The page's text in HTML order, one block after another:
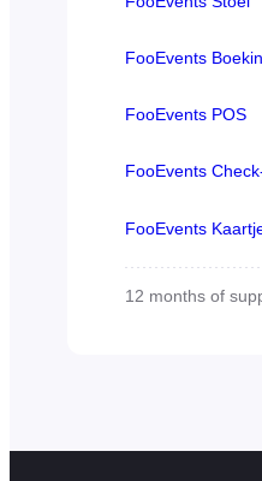
FooEvents
FooEvents POS
FooEvents
FooEvents
12 months of